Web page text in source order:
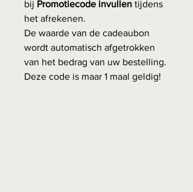
bij Promotiecode invullen tijdens
het afrekenen.
De waarde van de cadeaubon
wordt automatisch afgetrokken
van het bedrag van uw bestelling.
Deze code is maar 1 maal geldig!